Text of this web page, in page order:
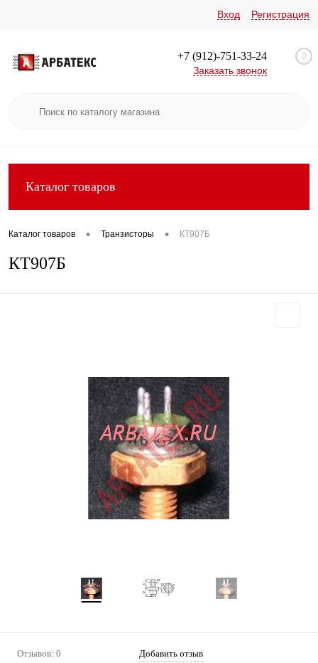
Вход Регистрация
+7 (912)-751-33-24
Заказать звонок
0
Каталог товаров
Каталог товаров • Транзисторы • КТ907Б
КТ907Б
Отзывов: 0 Добавить отзыв